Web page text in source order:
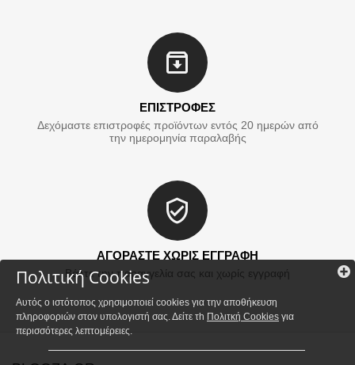
ΕΠΙΣΤΡΟΦΕΣ
Δεχόμαστε επιστροφές προϊόντων εντός 20 ημερών από
την ημερομηνία παραλαβής
ΑΓΟΡΑΣΤΕ ΧΩΡΙΣ ΕΓΓΡΑΦΗ
Βάλτε την παραγγελία σας και χωρίς εγγραφή
Πολιτική Cookies
Αυτός ο ιστότοπος χρησιμοποιεί cookies για την αποθήκευση
πληροφοριών στον υπολογιστή σας. Δείτε τh Πολιτκή Cookies για
περισσότερες λεπτομέρειες.